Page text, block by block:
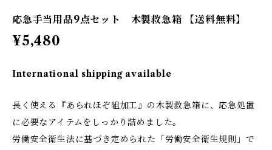
応急手当用品9点セット 木製救急箱 【送料無料】
¥5,480
International shipping available
長く使える『あられほぞ組加工』の木製救急箱に、応急処置
に必要なアイテムをしっかり詰めました。
労働安全衛生法に基づき定められた「労働安全衛生規則」で